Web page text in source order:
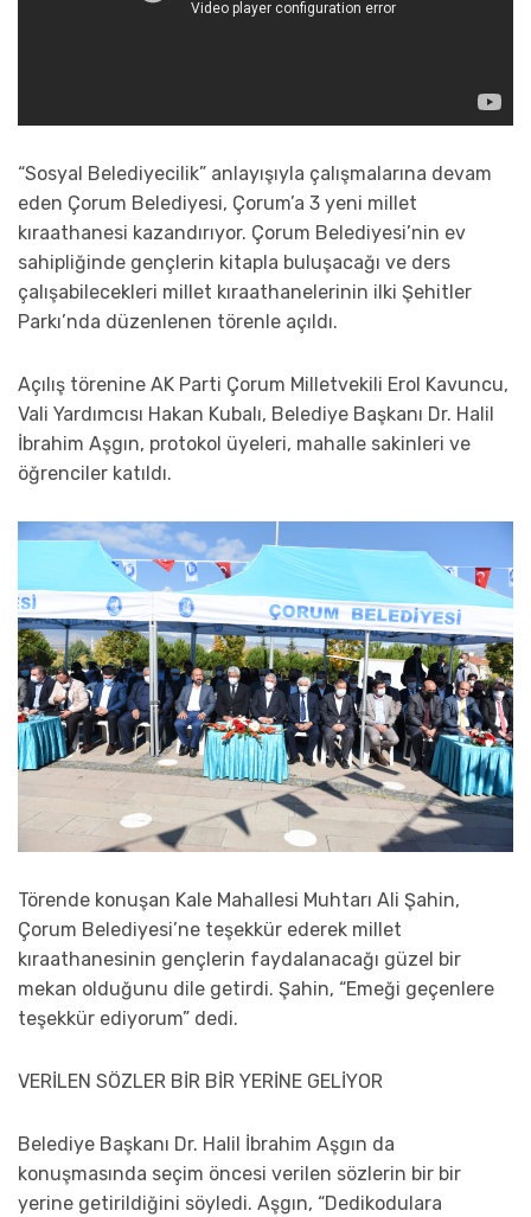
“Sosyal Belediyecilik” anlayışıyla çalışmalarına devam
eden Çorum Belediyesi, Çorum’a 3 yeni millet
kıraathanesi kazandırıyor. Çorum Belediyesi’nin ev
sahipliğinde gençlerin kitapla buluşacağı ve ders
çalışabilecekleri millet kıraathanelerinin ilki Şehitler
Parkı’nda düzenlenen törenle açıldı.
Açılış törenine AK Parti Çorum Milletvekili Erol Kavuncu,
Vali Yardımcısı Hakan Kubalı, Belediye Başkanı Dr. Halil
İbrahim Aşgın, protokol üyeleri, mahalle sakinleri ve
öğrenciler katıldı.
Törende konuşan Kale Mahallesi Muhtarı Ali Şahin,
Çorum Belediyesi’ne teşekkür ederek millet
kıraathanesinin gençlerin faydalanacağı güzel bir
mekan olduğunu dile getirdi. Şahin, “Emeği geçenlere
teşekkür ediyorum” dedi.
VERİLEN SÖZLER BİR BİR YERİNE GELİYOR
Belediye Başkanı Dr. Halil İbrahim Aşgın da
konuşmasında seçim öncesi verilen sözlerin bir bir
yerine getirildiğini söyledi. Aşgın, “Dedikodulara